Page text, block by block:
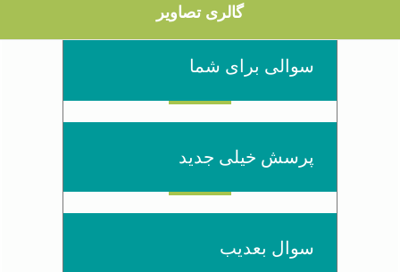
گالری تصاویر
سوالی برای شما
پرسش خیلی جدید
سوال بعدیب